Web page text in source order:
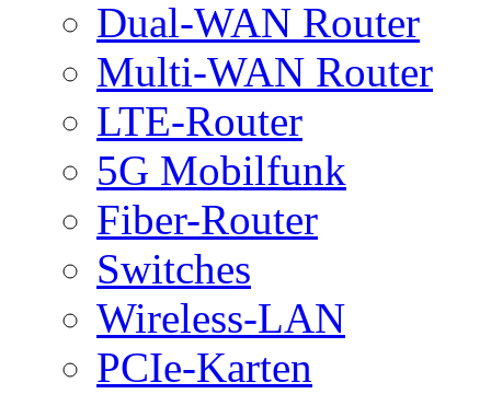
Dual-WAN Router
Multi-WAN Router
LTE-Router
5G Mobilfunk
Fiber-Router
Switches
Wireless-LAN
PCIe-Karten